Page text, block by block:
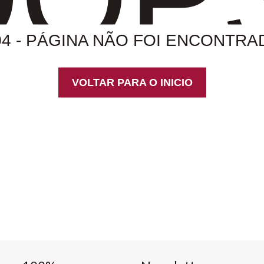
- PÁGINA NÃO FOI
VOLTAR PARA O INICIO